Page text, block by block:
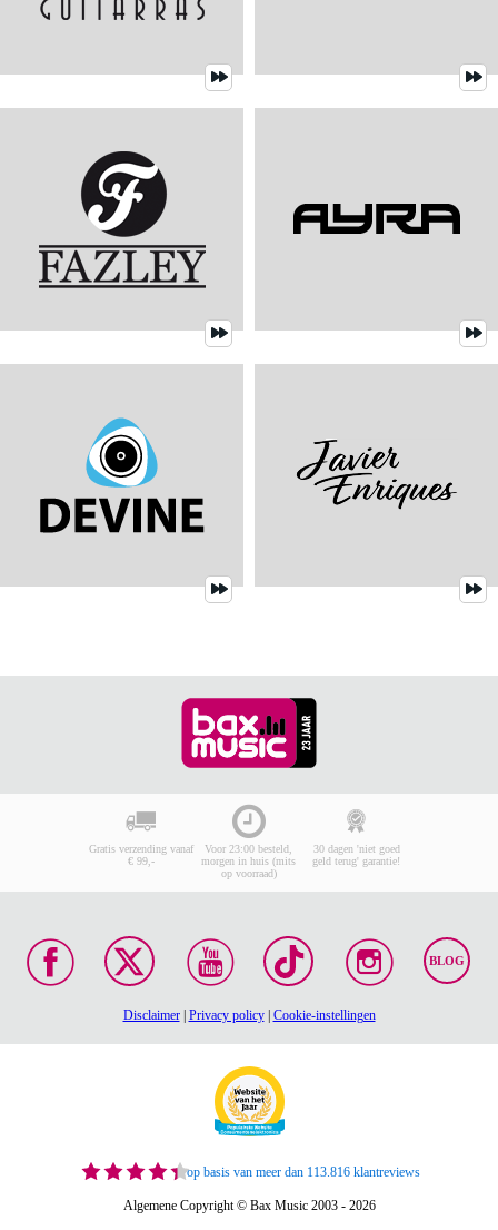
Gratis verzending vanaf
€ 99,-
Voor 23:00 besteld,
morgen in huis (mits
op voorraad)
30 dagen 'niet goed
geld terug' garantie!
BLOG
Disclaimer| Privacy policy| Cookie-instellingen
op basis van meer dan 113.816 klantreviews
Algemene Copyright © Bax Music 2003 - 2026